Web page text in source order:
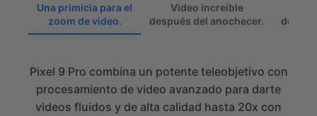
Una primicia para el
zoom de video.
Video increíble
después del anochecer.
de
Pixel 9 Pro combina un potente teleobjetivo con
procesamiento de video avanzado para darte
videos fluidos y de alta calidad hasta 20x con